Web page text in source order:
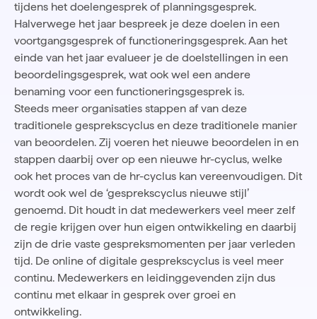
tijdens het doelengesprek of planningsgesprek.
Halverwege het jaar bespreek je deze doelen in een
voortgangsgesprek of functioneringsgesprek.Aan het
einde van het jaar evalueer je de doelstellingen in een
beoordelingsgesprek, wat ook wel een andere
benaming voor een functioneringsgesprek is.
Steeds meer organisaties stappen af van deze
traditionele gesprekscyclus en deze traditionele manier
van beoordelen. Zij voeren het nieuwe beoordelen in en
stappen daarbij over op een nieuwe hr-cyclus, welke
ook het proces van de hr-cyclus kan vereenvoudigen. Dit
wordt ook wel de ‘gesprekscyclus nieuwe stijl’
genoemd. Dit houdt in dat medewerkers veel meer zelf
de regie krijgen over hun eigen ontwikkeling en daarbij
zijn de drie vaste gespreksmomenten per jaar verleden
tijd. De online of digitale gesprekscyclus is veel meer
continu. Medewerkers en leidinggevenden zijn dus
continu met elkaar in gesprek over groei en
ontwikkeling.